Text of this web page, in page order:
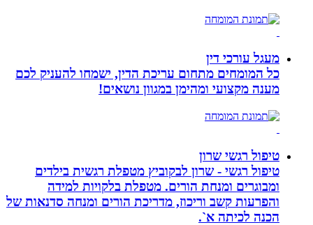
מעגל עורכי דין
כל המומחים מתחום עריכת הדין, ישמחו להעניק לכם
מענה מקצועי ומהימן במגוון נושאים!
טיפול רגשי שרון
טיפול רגשי - שרון לבקוביץ מטפלת רגשית בילדים
ומבוגרים ומנחת הורים. מטפלת בלקויות למידה
והפרעות קשב וריכוז, מדריכת הורים ומנחה סדנאות של
הכנה לכיתה א`.